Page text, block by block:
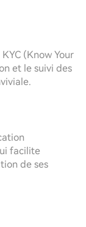
(Know Your
et le suivi des
facilite
de ses